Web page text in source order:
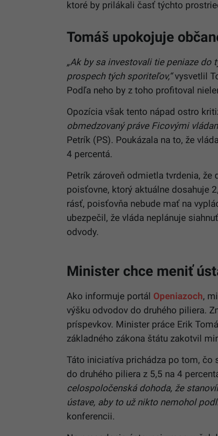
ktoré by prilákali časť týchto
Tomáš upokojuje
„Ak by sa investovali tie peniaze
prospech tých sporiteľov,“vysvetlil
Podľa neho by z toho profitoval
Opozícia však tento nápad ostro
obmedzovaný práve Ficovými
Petrík (PS). Poukázala na to, že
4 percentá.
Petrík zároveň odmietla tvrdenia,
poisťovne, ktorý aktuálne dosahuje
rásť, poisťovňa nebude mať na
ubezpečil, že vláda neplánuje
odvody.
Minister chce meniť
Ako informuje portál Openiazoch,
výšku odvodov do druhého piliera.
príspevkov. Minister práce Erik
základného zákona štátu zakotvil
Táto iniciatíva prichádza po tom, čo
do druhého piliera z 5,5 na 4
celospoločenská dohoda, že
ústave, aby to už nikto nemohol
konferencii.